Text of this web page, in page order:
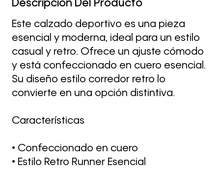
Descripción Del Producto
Este calzado deportivo es una pieza
esencial y moderna, ideal para un estilo
casual y retro. Ofrece un ajuste cómodo
y está confeccionado en cuero esencial.
Su diseño estilo corredor retro lo
convierte en una opción distintiva.
Características
• Confeccionado en cuero
• Estilo Retro Runner Esencial